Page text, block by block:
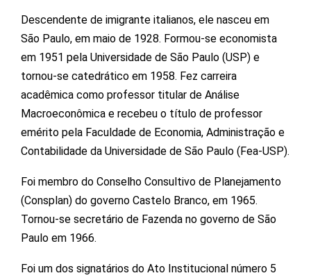
Descendente de imigrante italianos, ele nasceu em
São Paulo, em maio de 1928. Formou-se economista
em 1951 pela Universidade de São Paulo (USP) e
tornou-se catedrático em 1958. Fez carreira
acadêmica como professor titular de Análise
Macroeconômica e recebeu o título de professor
emérito pela Faculdade de Economia, Administração e
Contabilidade da Universidade de São Paulo (Fea-USP).
Foi membro do Conselho Consultivo de Planejamento
(Consplan) do governo Castelo Branco, em 1965.
Tornou-se secretário de Fazenda no governo de São
Paulo em 1966.
Foi um dos signatários do Ato Institucional número 5